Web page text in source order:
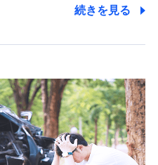
わせ内容の正確な把握のため
、連絡先
ンス 営業部長
橋人形町2-14-10 アーバン
続きを見る